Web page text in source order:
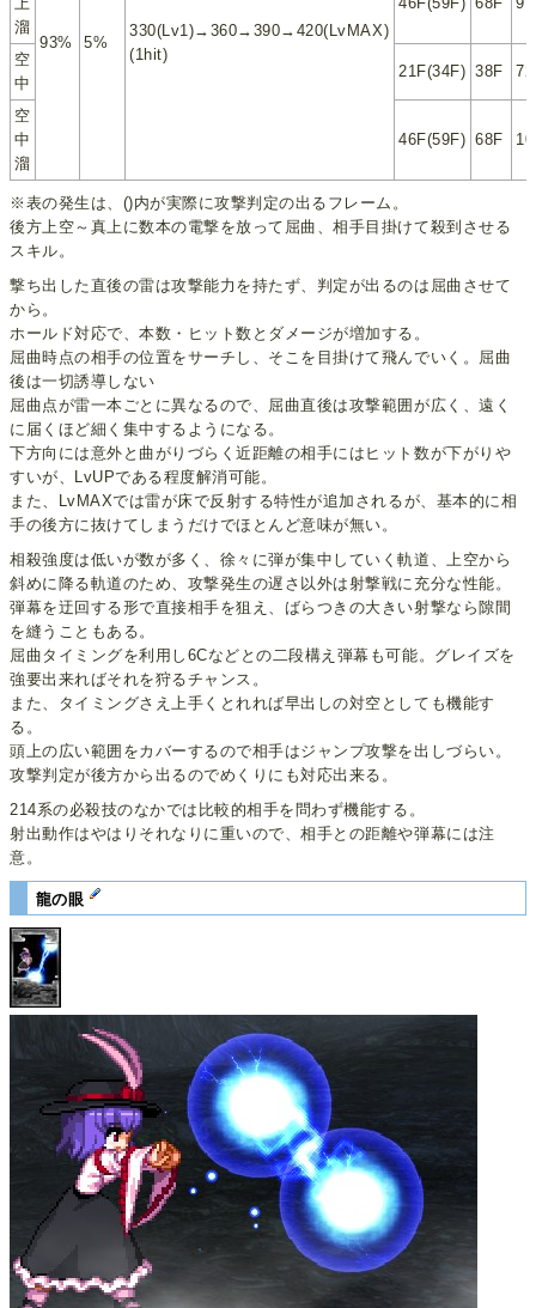
93% 5%
330(Lv1)→360→390→420(LvMAX)
(1hit)
溜
空
中
21F(34F) 38F
空
中
溜
46F(59F) 68F
※表の発生は、()内が実際に攻撃判定の出るフレーム。
後方上空～真上に数本の電撃を放って屈曲、相手目掛けて殺到させる
スキル。
撃ち出した直後の雷は攻撃能力を持たず、判定が出るのは屈曲させて
から。
ホールド対応で、本数・ヒット数とダメージが増加する。
屈曲時点の相手の位置をサーチし、そこを目掛けて飛んでいく。屈曲
後は一切誘導しない
屈曲点が雷一本ごとに異なるので、屈曲直後は攻撃範囲が広く、遠く
に届くほど細く集中するようになる。
下方向には意外と曲がりづらく近距離の相手にはヒット数が下がりや
すいが、LvUPである程度解消可能。
また、LvMAXでは雷が床で反射する特性が追加されるが、基本的に相
手の後方に抜けてしまうだけでほとんど意味が無い。
相殺強度は低いが数が多く、徐々に弾が集中していく軌道、上空から
斜めに降る軌道のため、攻撃発生の遅さ以外は射撃戦に充分な性能。
弾幕を迂回する形で直接相手を狙え、ばらつきの大きい射撃なら隙間
を縫うこともある。
屈曲タイミングを利用し6Cなどとの二段構え弾幕も可能。グレイズを
強要出来ればそれを狩るチャンス。
また、タイミングさえ上手くとれれば早出しの対空としても機能す
る。
頭上の広い範囲をカバーするので相手はジャンプ攻撃を出しづらい。
攻撃判定が後方から出るのでめくりにも対応出来る。
214系の必殺技のなかでは比較的相手を問わず機能する。
射出動作はやはりそれなりに重いので、相手との距離や弾幕には注
意。
龍の眼